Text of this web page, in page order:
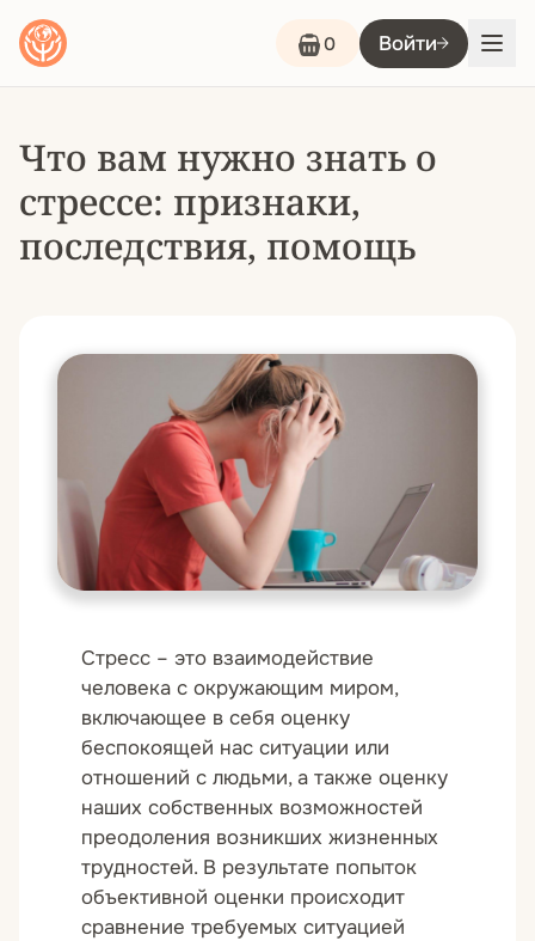
0 Войти
Что вам нужно знать о
стрессе: признаки,
последствия, помощь
Стресс – это взаимодействие
человека с окружающим миром,
включающее в себя оценку
беспокоящей нас ситуации или
отношений с людьми, а также оценку
наших собственных возможностей
преодоления возникших жизненных
трудностей. В результате попыток
объективной оценки происходит
сравнение требуемых ситуацией